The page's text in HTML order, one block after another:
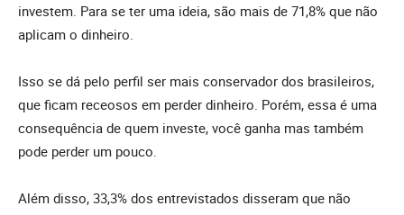
investem. Para se ter uma ideia, são mais de 71,8% que não
aplicam o dinheiro.
Isso se dá pelo perfil ser mais conservador dos brasileiros,
que ficam receosos em perder dinheiro. Porém, essa é uma
consequência de quem investe, você ganha mas também
pode perder um pouco.
Além disso, 33,3% dos entrevistados disseram que não